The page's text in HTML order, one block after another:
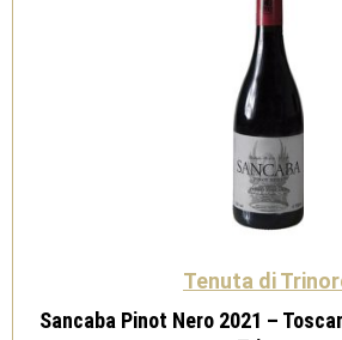
Tenuta di
Sancaba Pinot Nero 2021 –